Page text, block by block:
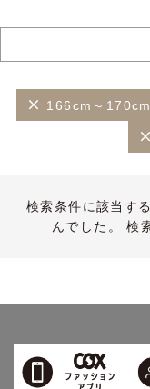
166cm～170cm
検索条件に該当す
んでした。 検